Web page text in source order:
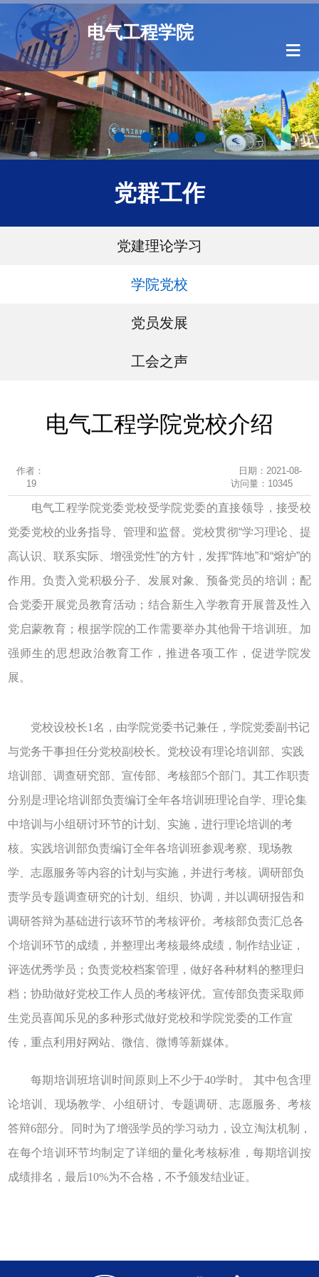
电气工程学院
≡
党群工作
党建理论学习
学院党校
党员发展
工会之声
电气工程学院党校介绍
作者：
日期：2021-08-
19
访问量： 10345
电气工程学院党委党校受学院党委的直接领导，接受校
党委党校的业务指导、管理和监督。党校贯彻“学习理论、提
高认识、联系实际、增强党性”的方针，发挥“阵地”和“熔炉”的
作用。负责入党积极分子、发展对象、预备党员的培训；配
合党委开展党员教育活动；结合新生入学教育开展普及性入
党启蒙教育；根据学院的工作需要举办其他骨干培训班。加
强师生的思想政治教育工作，推进各项工作，促进学院发
展。
党校设校长1名，由学院党委书记兼任，学院党委副书记
与党务干事担任分党校副校长。党校设有理论培训部、实践
培训部、调查研究部、宣传部、考核部5个部门。其工作职责
分别是:理论培训部负责编订全年各培训班理论自学、理论集
中培训与小组研讨环节的计划、实施，进行理论培训的考
核。实践培训部负责编订全年各培训班参观考察、现场教
学、志愿服务等内容的计划与实施，并进行考核。调研部负
责学员专题调查研究的计划、组织、协调，并以调研报告和
调研答辩为基础进行该环节的考核评价。考核部负责汇总各
个培训环节的成绩，并整理出考核最终成绩，制作结业证，
评选优秀学员；负责党校档案管理，做好各种材料的整理归
档；协助做好党校工作人员的考核评优。宣传部负责采取师
生党员喜闻乐见的多种形式做好党校和学院党委的工作宣
传，重点利用好网站、微信、微博等新媒体。
每期培训班培训时间原则上不少于40学时。 其中包含理
论培训、现场教学、小组研讨、专题调研、志愿服务、考核
答辩6部分。同时为了增强学员的学习动力，设立淘汰机制，
在每个培训环节均制定了详细的量化考核标准，每期培训按
成绩排名，最后10%为不合格，不予颁发结业证。